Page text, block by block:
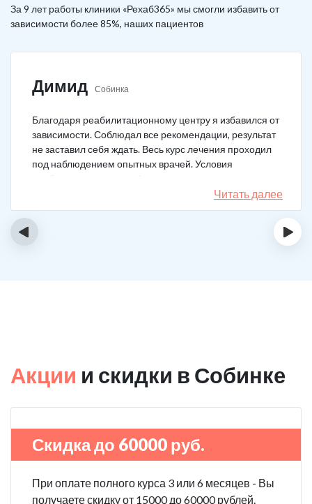
За 9 лет работы клиники «Рехаб365» мы смогли избавить от
зависимости более 85%, наших пациентов
Димид Собинка
Благодаря реабилитационному центру я избавился от
зависимости. Соблюдал все рекомендации, результат
не заставил себя ждать. Весь курс лечения проходил
под наблюдением опытных врачей. Условия
пребывания супер комфортные: вкусная еда, уютно,
есть все необходимое для жизни. У меня не возникало
никаких стрессовых ситуаций.
Читать далее
‹ ›
Акции и скидки в Собинке
Скидка до 60000 руб.
При оплате полного курса 3 или 6 месяцев - Вы
получаете скидку от 15000 до 60000 рублей.